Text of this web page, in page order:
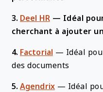
3. Deel HR — Idéal
cherchant à ajouter
4. Factorial — Idéal
des documents
5. Agendrix — Idéal